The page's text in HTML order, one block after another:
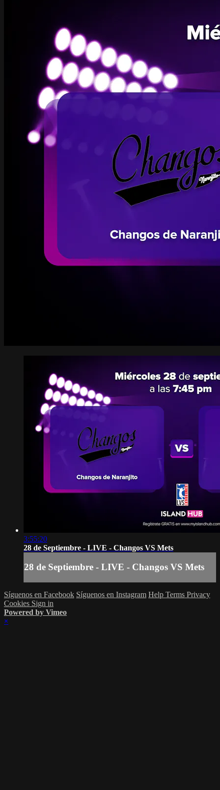
3:55:20
28 de Septiembre - LIVE - Changos VS Mets
28 de Septiembre - LIVE - Changos VS Mets
Síguenos en Facebook Síguenos en Instagram Help Terms Privacy
Cookies Sign in
Powered by Vimeo
×